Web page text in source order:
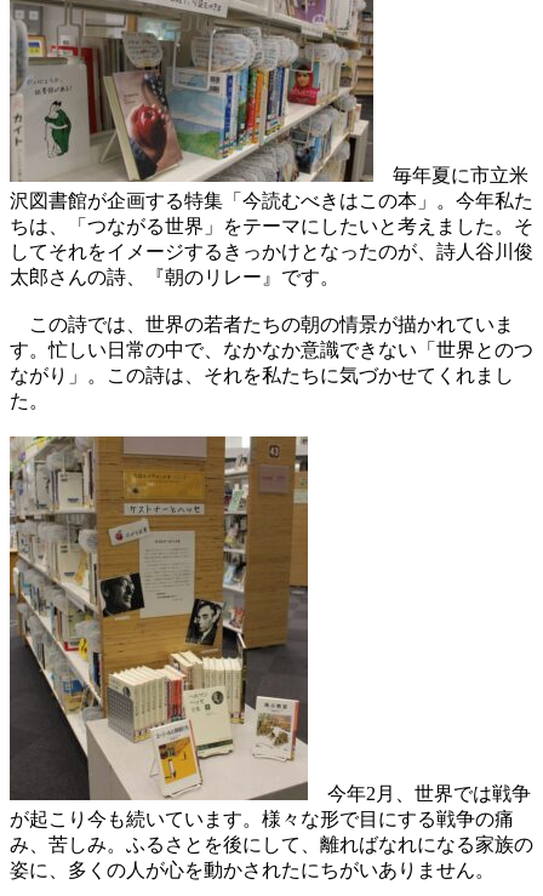
毎年夏に市立米
沢図書館が企画する特集「今読むべきはこの本」。今年私た
ちは、「つながる世界」をテーマにしたいと考えました。そ
してそれをイメージするきっかけとなったのが、詩人谷川俊
太郎さんの詩、『朝のリレー』です。
この詩では、世界の若者たちの朝の情景が描かれていま
す。忙しい日常の中で、なかなか意識できない「世界とのつ
ながり」。この詩は、それを私たちに気づかせてくれまし
た。
今年2月、世界では戦争
が起こり今も続いています。様々な形で目にする戦争の痛
み、苦しみ。ふるさとを後にして、離ればなれになる家族の
姿に、多くの人が心を動かされたにちがいありません。